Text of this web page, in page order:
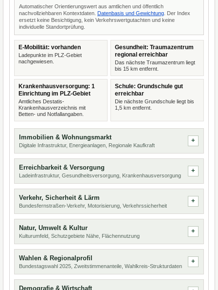
Automatischer Orientierungswert aus amtlichen und öffentlich
nachvollziehbaren Kontextdaten. Datenbasis und Gewichtung . Der Index
ersetzt keine Besichtigung, kein Verkehrswertgutachten und keine
individuelle Standortprüfung.
E-Mobilität: vorhanden
Ladepunkte im PLZ-Gebiet
nachgewiesen.
Gesundheit: Traumazentrum
regional erreichbar
Das nächste Traumazentrum liegt
bis 15 km entfernt.
Krankenhausversorgung: 1
Einrichtung im PLZ-Gebiet
Amtliches Destatis-
Krankenhausverzeichnis mit
Betten- und Notfallangaben.
Schule: Grundschule gut
erreichbar
Die nächste Grundschule liegt bis
1,5 km entfernt.
Immobilien & Wohnungsmarkt
Digitale Infrastruktur, Energieanlagen, Regionale Kaufkraft
Erreichbarkeit & Versorgung
Ladeinfrastruktur, Gesundheitsversorgung, Krankenhausversorgung
Verkehr, Sicherheit & Lärm
Bundesfernstraßen-Verkehr, Motorisierung, Verkehrssicherheit
Natur, Umwelt & Kultur
Kulturumfeld, Schutzgebiete Nähe, Flächennutzung
Wahlen & Regionalprofil
Bundestagswahl 2025, Zweitstimmenanteile, Wahlkreis-Strukturdaten
Demografie & Wirtschaft